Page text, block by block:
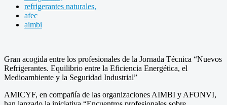
refrigerantes naturales,
afec
aimbi
Gran acogida entre los profesionales de la Jornada Técnica “Nuevos
Refrigerantes. Equilibrio entre la Eficiencia Energética, el
Medioambiente y la Seguridad Industrial”
AMICYF, en compañía de las organizaciones AIMBI y AFONVI,